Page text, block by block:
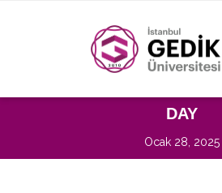
DAY
Ocak 28, 2025